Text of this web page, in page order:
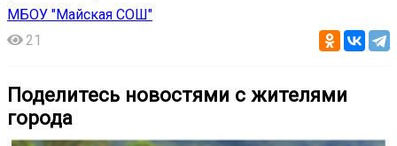
МБОУ "Майская СОШ"
21
Поделитесь новостями с жителями
города